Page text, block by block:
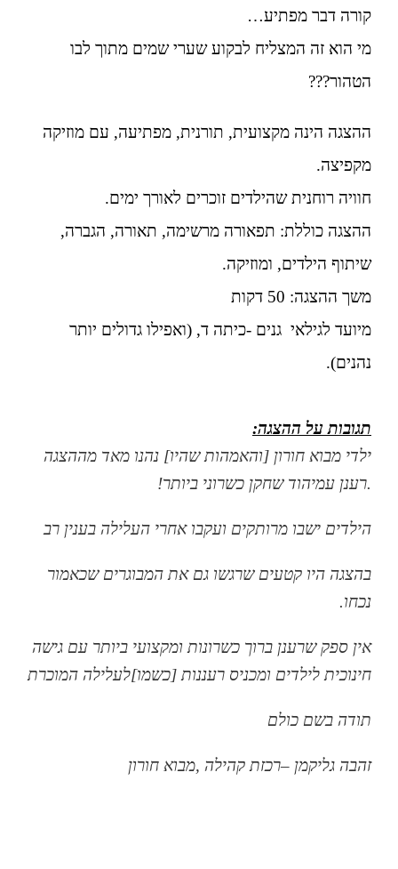
קורה דבר מפתיע…
מי הוא זה המצליח לבקוע שערי שמים מתוך לבו
הטהור???
ההצגה הינה מקצועית, תורנית, מפתיעה, עם מוזיקה
מקפיצה.
חוויה רוחנית שהילדים זוכרים לאורך ימים.
ההצגה כוללת: תפאורה מרשימה, תאורה, הגברה,
שיתוף הילדים, ומוזיקה.
משך ההצגה: 50 דקות
מיועד לגילאי גנים -כיתה ד, (ואפילו גדולים יותר
נהנים).
תגובות על ההצגה:
ילדי מבוא חורון [והאמהות שהיו] נהנו מאד מההצגה
.רענן עמיהוד שחקן כשרוני ביותר!
הילדים ישבו מרותקים ועקבו אחרי העלילה בענין רב
בהצגה היו קטעים שרגשו גם את המבוגרים שכאמור
נכחו.
אין ספק שרענן ברוך כשרונות ומקצועי ביותר עם גישה
חינוכית לילדים ומכניס רעננות [כשמו]לעלילה המוכרת
תודה בשם כולם
זהבה גליקמן –רכזת קהילה ,מבוא חורון